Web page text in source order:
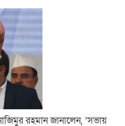
রহমান জানালেন, ‘সভায়